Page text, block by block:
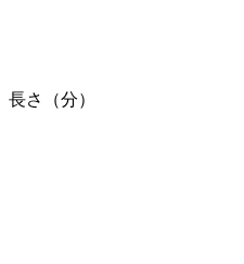
長さ（分）